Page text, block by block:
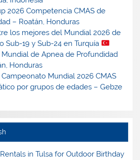
2026 Competencia CMAS de
– Roatán, Honduras
los mejores del Mundial 2026 de
Sub-19 y Sub-24 en Turquía
de Apnea de Profundidad
Honduras
Mundial 2026 CMAS
por grupos de edades – Gebze
in Tulsa for Outdoor Birthday